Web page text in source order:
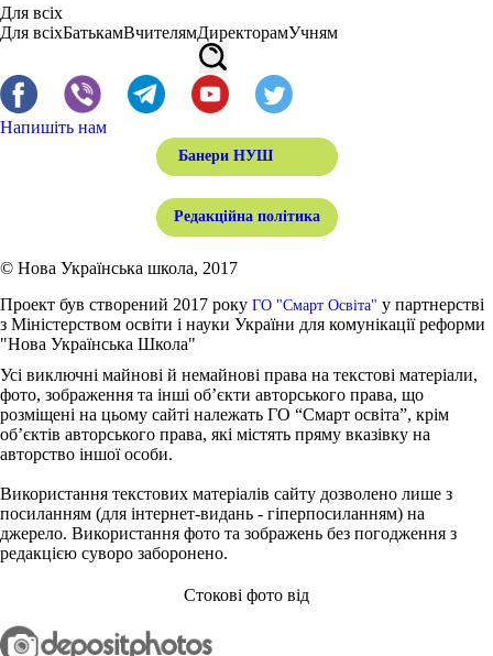
Для всіх
Для всіхБатькамВчителямДиректорамУчням
Напишіть нам
Банери НУШ
Редакційна політика
© Нова Українська школа, 2017
Проект був створений 2017 року ГО "Смарт Освіта" у партнерстві
з Міністерством освіти і науки України для комунікації реформи
"Нова Українська Школа"
Усі виключні майнові й немайнові права на текстові матеріали,
фото, зображення та інші об’єкти авторського права, що
розміщені на цьому сайті належать ГО “Смарт освіта”, крім
об’єктів авторського права, які містять пряму вказівку на
авторство іншої особи.
Використання текстових матеріалів сайту дозволено лише з
посиланням (для інтернет-видань - гіперпосиланням) на
джерело. Використання фото та зображень без погодження з
редакцією суворо заборонено.
Стокові фото від